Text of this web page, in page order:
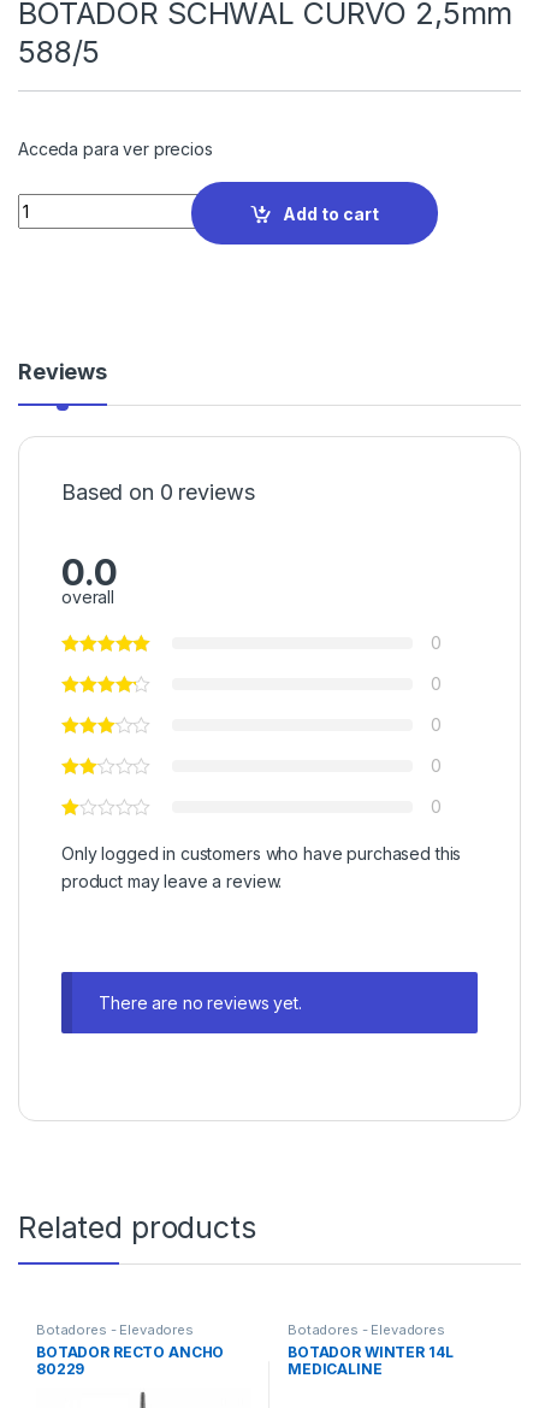
BOTADOR SCHWAL CURVO 2,5mm
588/5
Acceda para ver precios
Quantity
Add to cart
Reviews
Based on 0 reviews
0.0
overall
0
0
0
0
0
Only logged in customers who have purchased this
product may leave a review.
There are no reviews yet.
Related products
Botadores - Elevadores
BOTADOR RECTO ANCHO
80229
Botadores - Elevadores
BOTADOR WINTER 14L
MEDICALINE